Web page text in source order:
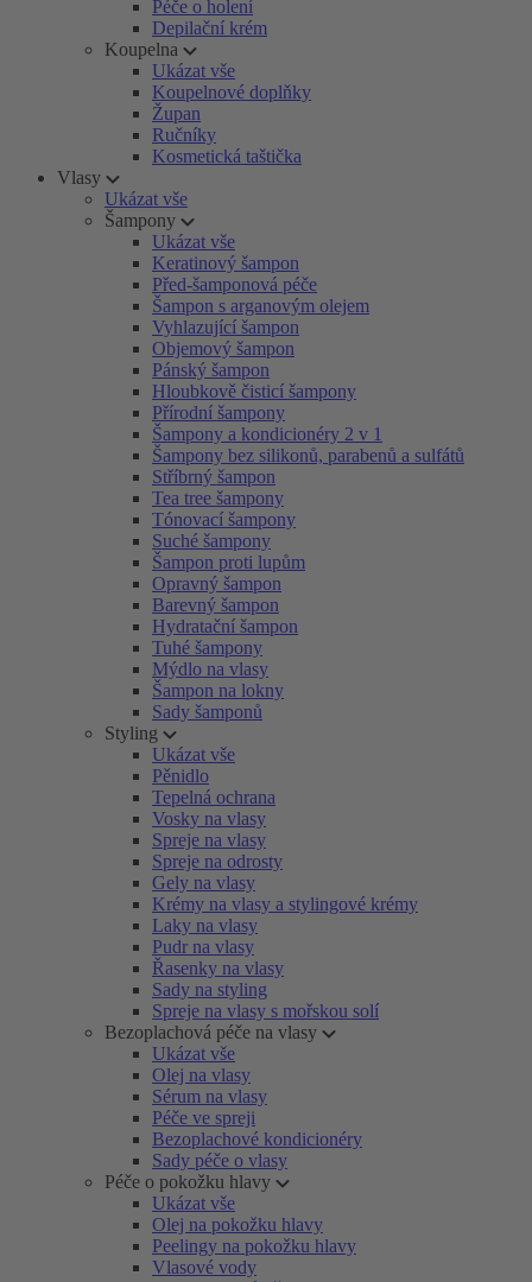
Péče o holení
Depilační krém
Koupelna
Ukázat vše
Koupelnové doplňky
Župan
Ručníky
Kosmetická taštička
Vlasy
Ukázat vše
Šampony
Ukázat vše
Keratinový šampon
Před-šamponová péče
Šampon s arganovým olejem
Vyhlazující šampon
Objemový šampon
Pánský šampon
Hloubkově čisticí šampony
Přírodní šampony
Šampony a kondicionéry 2 v 1
Šampony bez silikonů, parabenů a sulfátů
Stříbrný šampon
Tea tree šampony
Tónovací šampony
Suché šampony
Šampon proti lupům
Opravný šampon
Barevný šampon
Hydratační šampon
Tuhé šampony
Mýdlo na vlasy
Šampon na lokny
Sady šamponů
Styling
Ukázat vše
Pěnidlo
Tepelná ochrana
Vosky na vlasy
Spreje na vlasy
Spreje na odrosty
Gely na vlasy
Krémy na vlasy a stylingové krémy
Laky na vlasy
Pudr na vlasy
Řasenky na vlasy
Sady na styling
Spreje na vlasy s mořskou solí
Bezoplachová péče na vlasy
Ukázat vše
Olej na vlasy
Sérum na vlasy
Péče ve spreji
Bezoplachové kondicionéry
Sady péče o vlasy
Péče o pokožku hlavy
Ukázat vše
Olej na pokožku hlavy
Peelingy na pokožku hlavy
Vlasové vody